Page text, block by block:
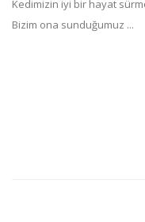
Kedimizin iyi bir hayat
Bizim ona sunduğumuz ...